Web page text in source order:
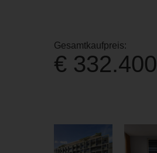
Gesamtkaufpreis:
€ 332.400